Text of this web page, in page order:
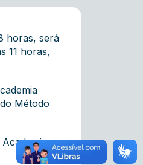
horas, será
11 horas,
Método